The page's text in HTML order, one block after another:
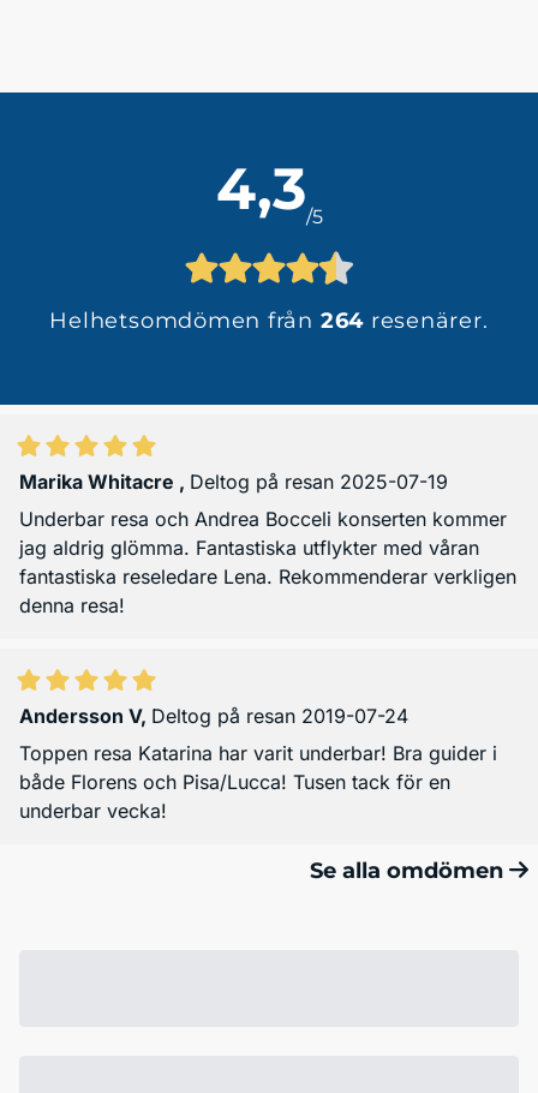
4,3/5
Helhetsomdömen från 264 resenärer.
Marika Whitacre , Deltog på resan 2025-07-19
Underbar resa och Andrea Bocceli konserten kommer
jag aldrig glömma. Fantastiska utflykter med våran
fantastiska reseledare Lena. Rekommenderar verkligen
denna resa!
Andersson V, Deltog på resan 2019-07-24
Toppen resa Katarina har varit underbar! Bra guider i
både Florens och Pisa/Lucca! Tusen tack för en
underbar vecka!
Se alla omdömen